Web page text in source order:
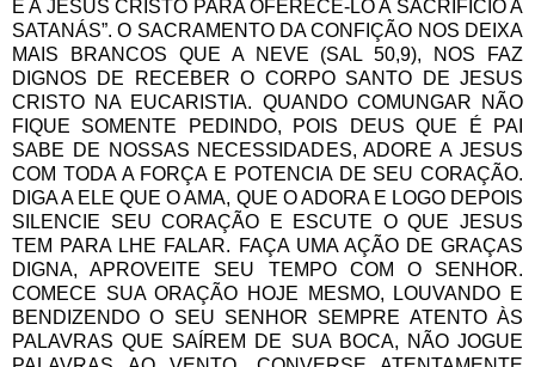
E A JESUS CRISTO PARA OFERECÊ-LO A SACRIFÍCIO A
SATANÁS”. O SACRAMENTO DA CONFIÇÃO NOS DEIXA
MAIS BRANCOS QUE A NEVE (SAL 50,9), NOS FAZ
DIGNOS DE RECEBER O CORPO SANTO DE JESUS
CRISTO NA EUCARISTIA. QUANDO COMUNGAR NÃO
FIQUE SOMENTE PEDINDO, POIS DEUS QUE É PAI
SABE DE NOSSAS NECESSIDADES, ADORE A JESUS
COM TODA A FORÇA E POTENCIA DE SEU CORAÇÃO.
DIGA A ELE QUE O AMA, QUE O ADORA E LOGO DEPOIS
SILENCIE SEU CORAÇÃO E ESCUTE O QUE JESUS
TEM PARA LHE FALAR. FAÇA UMA AÇÃO DE GRAÇAS
DIGNA, APROVEITE SEU TEMPO COM O SENHOR.
COMECE SUA ORAÇÃO HOJE MESMO, LOUVANDO E
BENDIZENDO O SEU SENHOR SEMPRE ATENTO ÀS
PALAVRAS QUE SAÍREM DE SUA BOCA, NÃO JOGUE